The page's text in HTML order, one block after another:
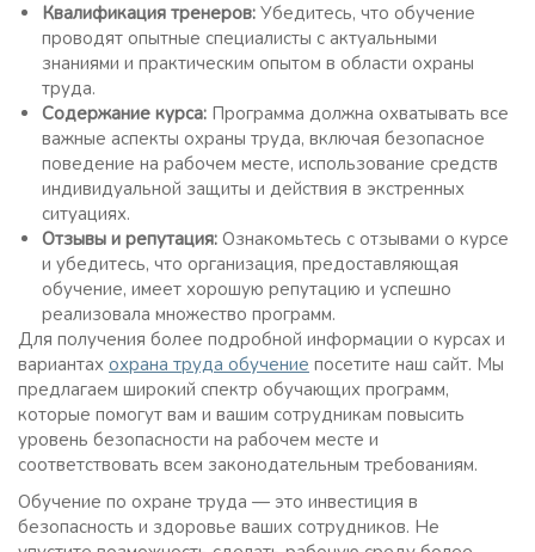
Квалификация тренеров: Убедитесь, что обучение
проводят опытные специалисты с актуальными
знаниями и практическим опытом в области охраны
труда.
Содержание курса: Программа должна охватывать все
важные аспекты охраны труда, включая безопасное
поведение на рабочем месте, использование средств
индивидуальной защиты и действия в экстренных
ситуациях.
Отзывы и репутация: Ознакомьтесь с отзывами о курсе
и убедитесь, что организация, предоставляющая
обучение, имеет хорошую репутацию и успешно
реализовала множество программ.
Для получения более подробной информации о курсах и
вариантах охрана труда обучение посетите наш сайт. Мы
предлагаем широкий спектр обучающих программ,
которые помогут вам и вашим сотрудникам повысить
уровень безопасности на рабочем месте и
соответствовать всем законодательным требованиям.
Обучение по охране труда — это инвестиция в
безопасность и здоровье ваших сотрудников. Не